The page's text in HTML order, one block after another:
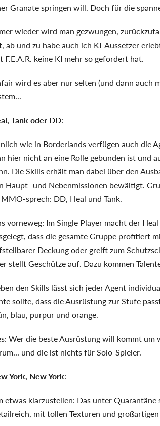
Granate springen will. Doch für die
wieder wird man gezwungen,
ab und zu habe auch ich KI-Aussetzer
F.E.A.R. keine KI mehr so gefordert hat.
wird es aber nur selten (und dann auch
Tank oder DD:
wie in Borderlands verfügen auch die
hier nicht an eine Rolle gebunden ist und
Die Skills erhält man dabei über den
Haupt- und Nebenmissionen bewältigt.
sprech: DD, Heal und Tank.
vorneweg: Im Single Player macht der
dass die gesamte Gruppe profitiert
Deckung oder greift zum
stellt Geschütze auf. Dazu kommen
den Skills lässt sich jeder Agent
sollte, dass die Ausrüstung zur Stufe
blau, purpur und orange.
Wer die beste Ausrüstung will kommt
und die ist nichts für Solo-Spieler.
York, New York:
etwas klarzustellen: Das unter Quarantäne
mit tollen Texturen und